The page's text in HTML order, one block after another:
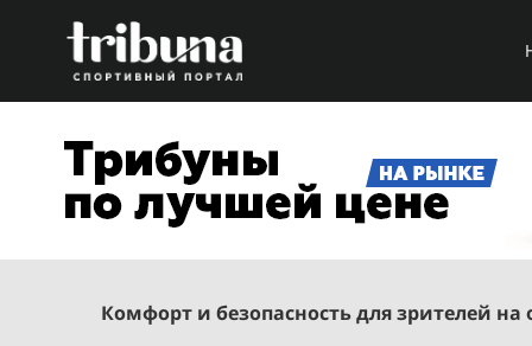
Комфорт и безопасность для зрителей